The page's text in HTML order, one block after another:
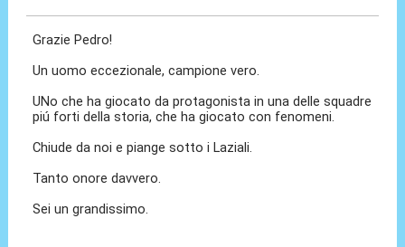
Grazie Pedro!
Un uomo eccezionale, campione vero.
UNo che ha giocato da protagonista in una delle squadre
piú forti della storia, che ha giocato con fenomeni.
Chiude da noi e piange sotto i Laziali.
Tanto onore davvero.
Sei un grandissimo.